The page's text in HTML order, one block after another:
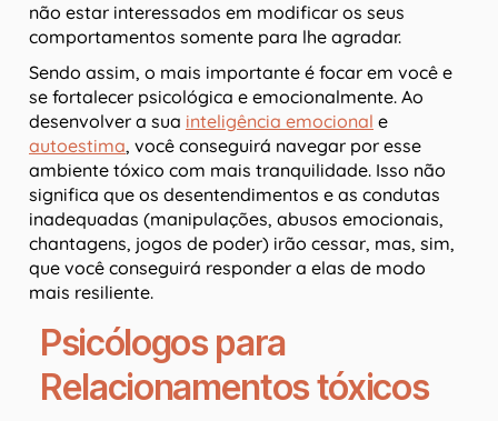
não estar interessados em modificar os seus
comportamentos somente para lhe agradar.
Sendo assim, o mais importante é focar em você e
se fortalecer psicológica e emocionalmente. Ao
desenvolver a sua inteligência emocional e
autoestima, você conseguirá navegar por esse
ambiente tóxico com mais tranquilidade. Isso não
significa que os desentendimentos e as condutas
inadequadas (manipulações, abusos emocionais,
chantagens, jogos de poder) irão cessar, mas, sim,
que você conseguirá responder a elas de modo
mais resiliente.
Psicólogos para
Relacionamentos tóxicos